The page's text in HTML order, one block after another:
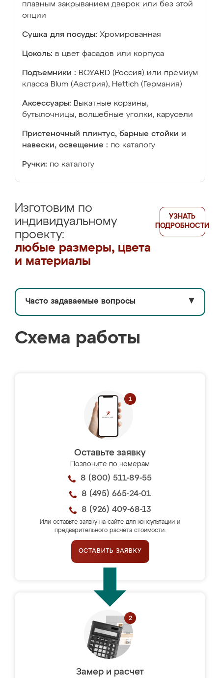
плавным закрыванием дверок или без этой
опции
Сушка для посуды: Хромированная
Цоколь: в цвет фасадов или корпуса
Подъемники : BOYARD (Россия) или премиум
класса Blum (Австрия), Hettich (Германия)
Аксессуары: Выкатные корзины,
бутылочницы, волшебные уголки, карусели
Пристеночный плинтус, барные стойки и
навески, освещение : по каталогу
Ручки: по каталогу
Изготовим по
индивидуальному
проекту:
любые размеры, цвета
и материалы
УЗНАТЬ
ПОДРОБНОСТИ
Часто задаваемые вопросы ▼
Схема работы
Оставьте заявку
Позвоните по номерам
8 (800) 511-89-55
8 (495) 665-24-01
8 (926) 409-68-13
Или оставьте заявку на сайте для консультации и
предварительного расчёта стоимости.
ОСТАВИТЬ ЗАЯВКУ
Замер и расчет